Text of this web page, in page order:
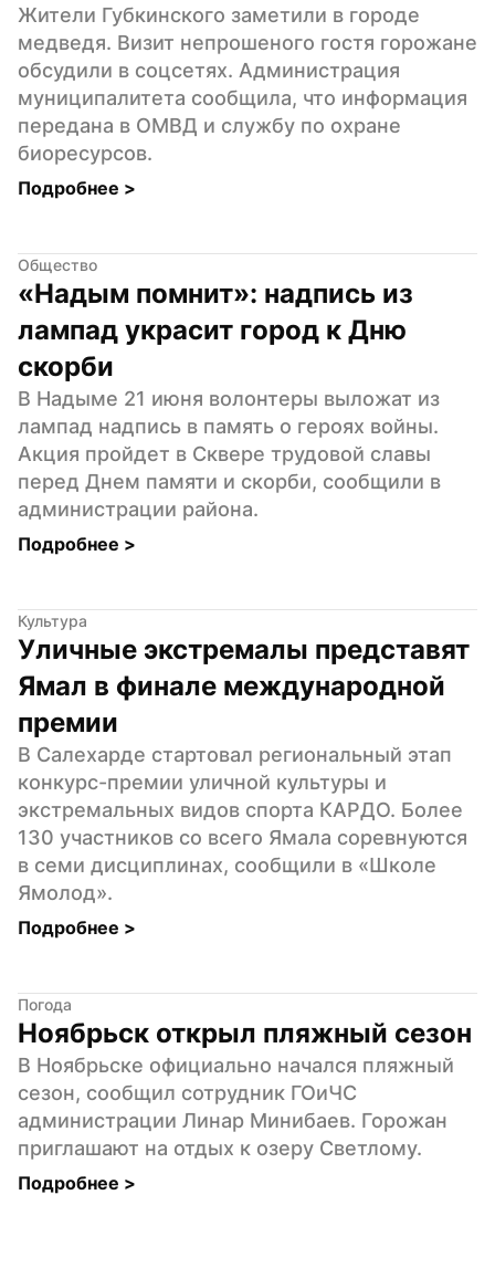
Жители Губкинского заметили в городе
медведя. Визит непрошеного гостя горожане
обсудили в соцсетях. Администрация
муниципалитета сообщила, что информация
передана в ОМВД и службу по охране
биоресурсов.
Подробнее >
Общество
«Надым помнит»: надпись из
лампад украсит город к Дню
скорби
В Надыме 21 июня волонтеры выложат из
лампад надпись в память о героях войны.
Акция пройдет в Сквере трудовой славы
перед Днем памяти и скорби, сообщили в
администрации района.
Подробнее >
Культура
Уличные экстремалы представят
Ямал в финале международной
премии
В Салехарде стартовал региональный этап
конкурс-премии уличной культуры и
экстремальных видов спорта КАРДО. Более
130 участников со всего Ямала соревнуются
в семи дисциплинах, сообщили в «Школе
Ямолод».
Подробнее >
Погода
Ноябрьск открыл пляжный сезон
В Ноябрьске официально начался пляжный
сезон, сообщил сотрудник ГОиЧС
администрации Линар Минибаев. Горожан
приглашают на отдых к озеру Светлому.
Подробнее >